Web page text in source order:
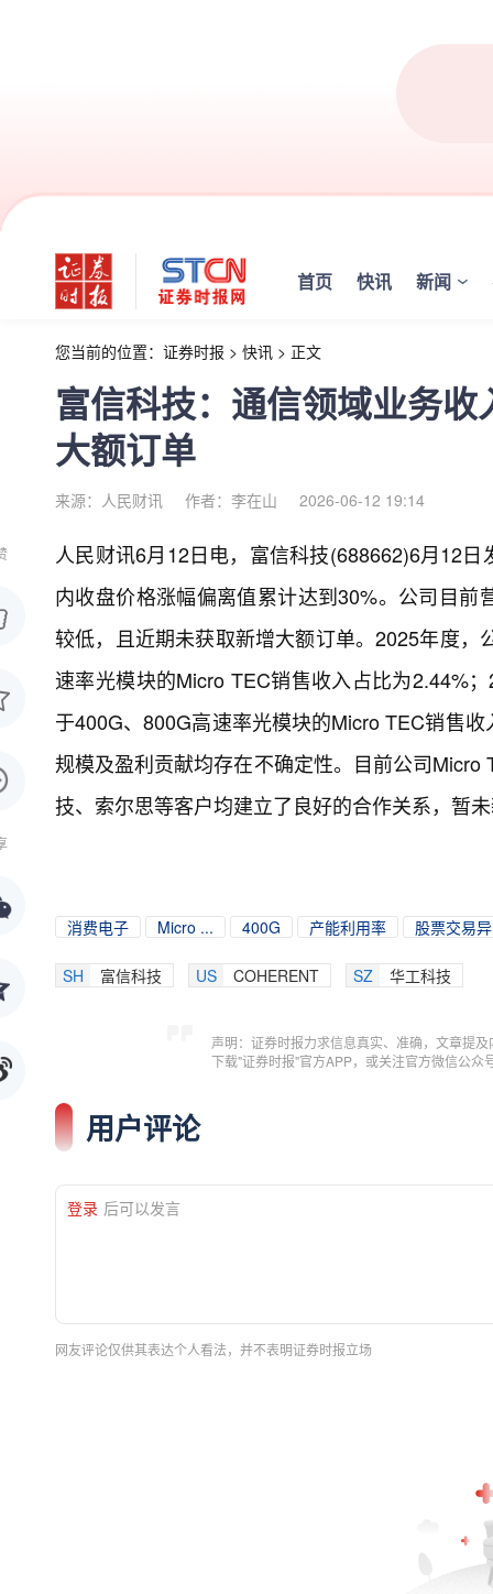
首页 快讯 新闻
您当前的位置： 证券时报 > 快讯 > 正文
富信科技：通信领域业务
大额订单
来源：人民财讯 作者：李在山 2026-06-12 19:14
人民财讯6月12日电， 富信科技(688662)6月12
内收盘价格涨幅偏离值累计达到30%。公司目
较低，且近期未获取新增大额订单。2025年度
速率光模块的Micro TEC销售收入占比为2.44%
于400G、800G高速率光模块的Micro TEC销售
规模及盈利贡献均存在不确定性。目前公司
技、索尔思等客户均建立了良好的合作关系，暂
消费电子 Micro ... 400G 产能利用率 股票交易
SH 富信科技 US COHERENT SZ 华工科技
声明：证券时报力求信息真实、准确，文章提
下载"证券时报"官方APP，或关注官方微信公
用户评论
登录 后可以发言
网友评论仅供其表达个人看法，并不表明证券时报立场